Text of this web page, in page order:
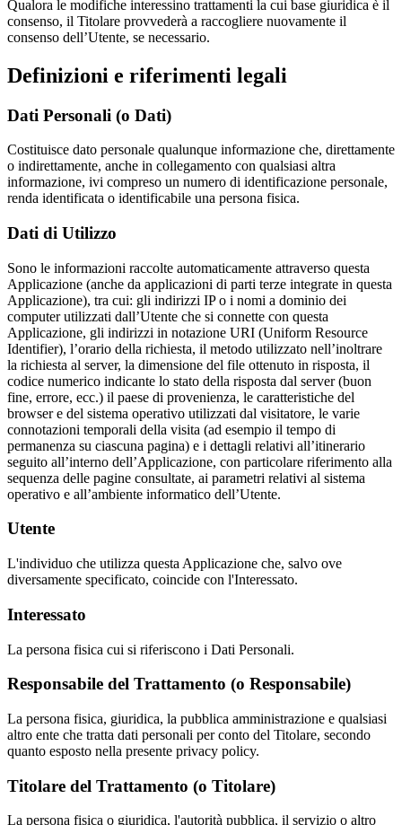
Qualora le modifiche interessino trattamenti la cui base giuridica è il
consenso, il Titolare provvederà a raccogliere nuovamente il
consenso dell’Utente, se necessario.
Definizioni e riferimenti legali
Dati Personali (o Dati)
Costituisce dato personale qualunque informazione che, direttamente
o indirettamente, anche in collegamento con qualsiasi altra
informazione, ivi compreso un numero di identificazione personale,
renda identificata o identificabile una persona fisica.
Dati di Utilizzo
Sono le informazioni raccolte automaticamente attraverso questa
Applicazione (anche da applicazioni di parti terze integrate in questa
Applicazione), tra cui: gli indirizzi IP o i nomi a dominio dei
computer utilizzati dall’Utente che si connette con questa
Applicazione, gli indirizzi in notazione URI (Uniform Resource
Identifier), l’orario della richiesta, il metodo utilizzato nell’inoltrare
la richiesta al server, la dimensione del file ottenuto in risposta, il
codice numerico indicante lo stato della risposta dal server (buon
fine, errore, ecc.) il paese di provenienza, le caratteristiche del
browser e del sistema operativo utilizzati dal visitatore, le varie
connotazioni temporali della visita (ad esempio il tempo di
permanenza su ciascuna pagina) e i dettagli relativi all’itinerario
seguito all’interno dell’Applicazione, con particolare riferimento alla
sequenza delle pagine consultate, ai parametri relativi al sistema
operativo e all’ambiente informatico dell’Utente.
Utente
L'individuo che utilizza questa Applicazione che, salvo ove
diversamente specificato, coincide con l'Interessato.
Interessato
La persona fisica cui si riferiscono i Dati Personali.
Responsabile del Trattamento (o Responsabile)
La persona fisica, giuridica, la pubblica amministrazione e qualsiasi
altro ente che tratta dati personali per conto del Titolare, secondo
quanto esposto nella presente privacy policy.
Titolare del Trattamento (o Titolare)
La persona fisica o giuridica, l'autorità pubblica, il servizio o altro